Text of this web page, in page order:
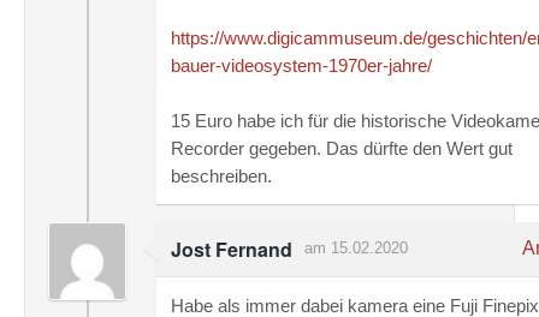
https://www.digicammuseum.de/geschichten/
bauer-videosystem-1970er-jahre/
15 Euro habe ich für die historische
Recorder gegeben. Das dürfte den Wert gut
beschreiben.
Jost Fernand am 15.02.2020
Habe als immer dabei kamera eine Fuji